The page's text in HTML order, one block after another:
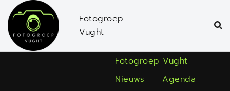
naar
de
inhoud
Fotogroep
Vught
Fotogroep Vught
Nieuws
Agenda